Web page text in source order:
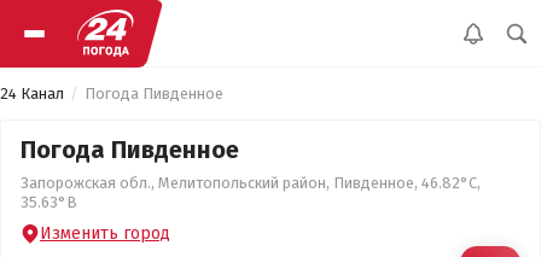
24 Канал Погода Пивденное
Погода Пивденное
Запорожская обл., Мелитопольский район, Пивденное, 46.82°С,
35.63°В
Изменить город